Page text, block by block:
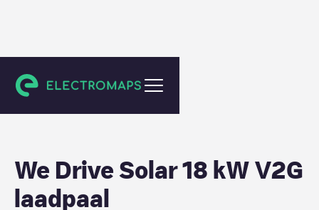
Utrecht
We Drive Solar 18 kW V2G
laadpaal